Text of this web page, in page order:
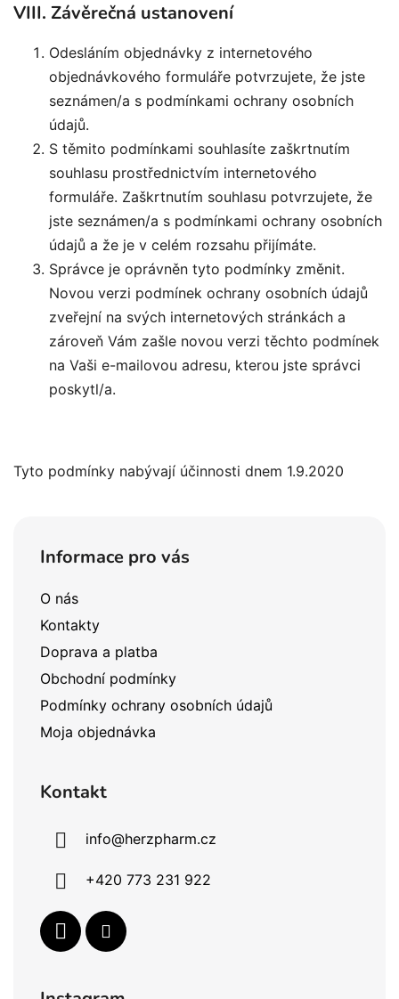
VIII. Závěrečná ustanovení
Odesláním objednávky z internetového
objednávkového formuláře potvrzujete, že jste
seznámen/a s podmínkami ochrany osobních
údajů.
S těmito podmínkami souhlasíte zaškrtnutím
souhlasu prostřednictvím internetového
formuláře. Zaškrtnutím souhlasu potvrzujete, že
jste seznámen/a s podmínkami ochrany osobních
údajů a že je v celém rozsahu přijímáte.
Správce je oprávněn tyto podmínky změnit.
Novou verzi podmínek ochrany osobních údajů
zveřejní na svých internetových stránkách a
zároveň Vám zašle novou verzi těchto podmínek
na Vaši e-mailovou adresu, kterou jste správci
poskytl/a.
Tyto podmínky nabývají účinnosti dnem 1.9.2020
Informace pro vás
O nás
Kontakty
Doprava a platba
Obchodní podmínky
Podmínky ochrany osobních údajů
Moja objednávka
Kontakt
info@herzpharm.cz
+420 773 231 922